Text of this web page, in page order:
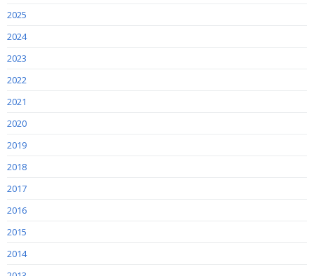
2025
2024
2023
2022
2021
2020
2019
2018
2017
2016
2015
2014